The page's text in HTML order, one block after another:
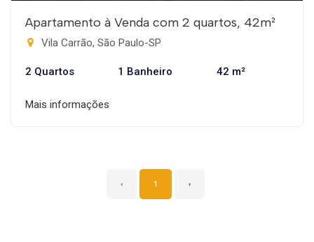
Apartamento à Venda com 2 quartos, 42m²
Vila Carrão, São Paulo-SP
2 Quartos 1 Banheiro 42 m²
Mais informações
‹ 1 ›